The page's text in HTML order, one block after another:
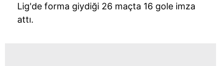
Lig'de forma giydiği 26 maçta 16 gole imza
attı.